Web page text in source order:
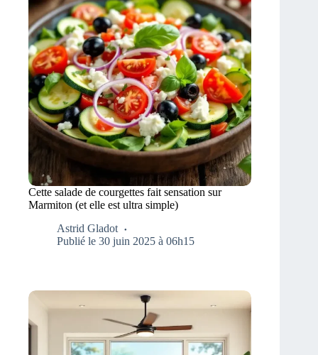
Cette salade de courgettes fait sensation sur
Marmiton (et elle est ultra simple)
Astrid Gladot
Publié le 30 juin 2025 à 06h15